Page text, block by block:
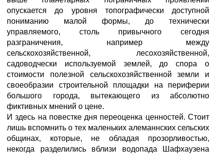
опускается до уровня топографически доступной
пониманию малой формы, до технически
управляемого, столь привычного сегодня
разграничения, например между
сельскохозяйственной, лесохозяйственной,
садоводчески используемой землей, до спора о
стоимости полезной сельскохозяйственной земли и
своеобразии строительной площадки на периферии
большого города, вытекающего из абсолютно
фиктивных мнений о цене.
И здесь на повестке дня переоценка ценностей. Стоит
лишь вспомнить о тех маленьких алеманнских сельских
общинах, которые, не обладая прозорливостью,
некогда разделились вблизи водопада Шафхаузена